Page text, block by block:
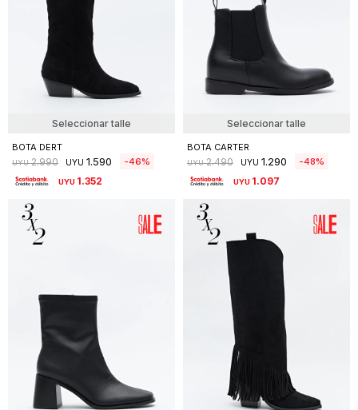
Seleccionar talle
BOTA DERT
UYU 2.990 UYU 1.590 46
UYU 1.352
Seleccionar talle
BOTA CARTER
UYU 2.490 UYU 1.290 48
UYU 1.097